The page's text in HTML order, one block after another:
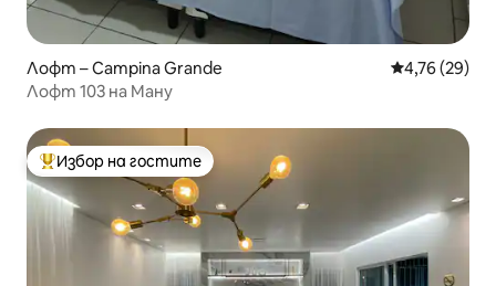
Лофт – Campina Grande Средна
4,76 (29)
Лофт 103 на Ману
Най-популярен избор на гостите
Избор на гостите